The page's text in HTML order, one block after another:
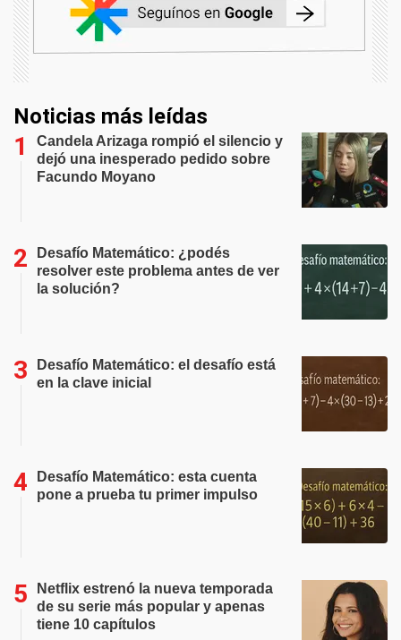
Noticias más leídas
Candela Arizaga rompió el silencio y
dejó una inesperado pedido sobre
Facundo Moyano
Desafío Matemático: ¿podés
resolver este problema antes de ver
la solución?
Desafío Matemático: el desafío está
en la clave inicial
Desafío Matemático: esta cuenta
pone a prueba tu primer impulso
Netflix estrenó la nueva temporada
de su serie más popular y apenas
tiene 10 capítulos